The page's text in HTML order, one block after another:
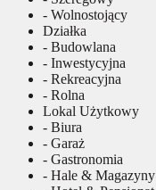
- Wolnostojący
Działka
- Budowlana
- Inwestycyjna
- Rekreacyjna
- Rolna
Lokal Użytkowy
- Biura
- Garaż
- Gastronomia
- Hale & Magazyny